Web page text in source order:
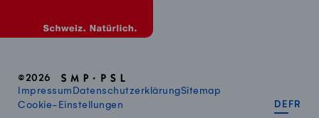
©2026
Impressum DatenschutzerklärungSitemap
Cookie-Einstellungen
DE FR